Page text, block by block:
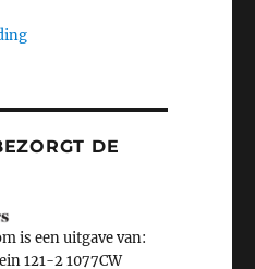
DE
is een uitgave van:
121-2 1077CW